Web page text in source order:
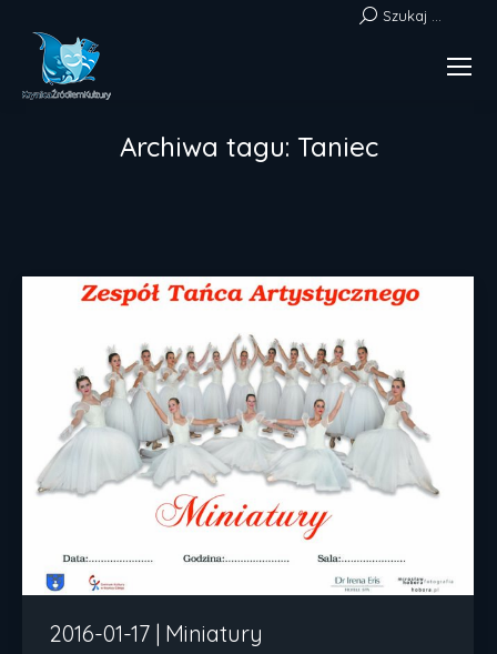
Szukaj:Szukaj ...
Archiwa tagu: Taniec
2016-01-17 | Miniatury